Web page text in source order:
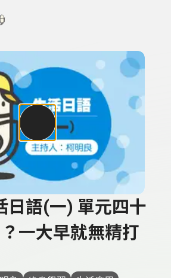
節目名稱、主持人或關鍵字
日語(一) 單元四十
一大早就無精打